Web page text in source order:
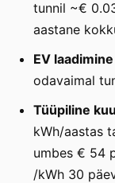
tunnil ~€
aastane
EV
odavaimal
Tüüpiline
kWh/aastas
umbes € 54
/kWh 30